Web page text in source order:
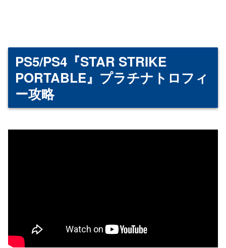
PS5/PS4『STAR STRIKE
PORTABLE』プラチナトロフィ
ー攻略